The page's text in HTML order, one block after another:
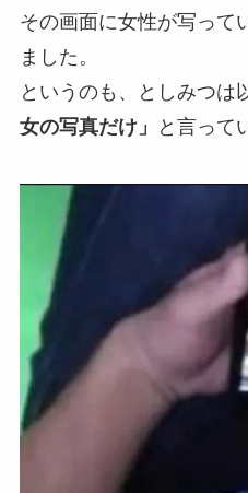
その画面に女性が写って
ました。
というのも、としみつは
女の写真だけ」
と言って